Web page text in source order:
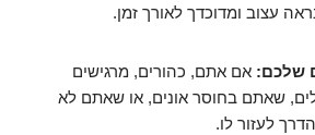
עצוב ומדוכדך לאורך זמן.
שלכם: אם אתם, כהורים, מרגישים
שאתם בחוסר אונים, או שאתם לא
לעזור לו.